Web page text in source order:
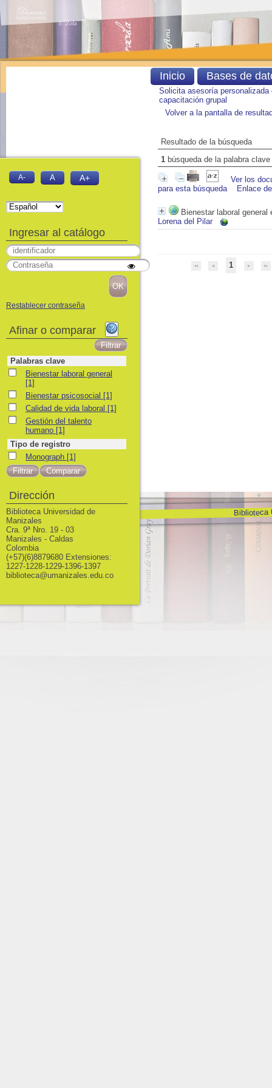
Solicita asesoría personalizada
capacitación grupal
Volver a la pantalla de
Resultado de la búsqueda
1 búsqueda de la palabra clave
Ver los
para esta búsqueda
Enlace
Bienestar laboral
Lorena del Pilar
1
Biblioteca
Inicio Bases de
A- A A+
Ingresar al catálogo
Restablecer contraseña
Afinar o comparar
Palabras clave
Bienestar laboral general
Bienestar laboral general
[1]
Bienestar psicosocial
Bienestar psicosocial [1]
Calidad de vida laboral
Calidad de vida laboral [1]
Gestión del talento humano
Gestión del talento
humano [1]
Tipo de registro
Monograph
Monograph [1]
Dirección
Biblioteca Universidad de
Manizales
Cra. 9ª Nro. 19 - 03
Manizales - Caldas
Colombia
(+57)(6)8879680 Extensiones:
1227-1228-1229-1396-1397
biblioteca@umanizales.edu.co